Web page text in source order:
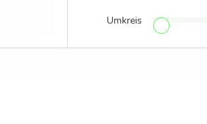
Umkreis